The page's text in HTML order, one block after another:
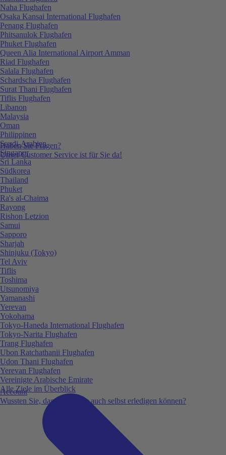
Haben Sie Fragen?
Unser Customer Service ist für Sie da!
Account
Wussten Sie, dass Sie vieles auch selbst erledigen können?
Naha Flughafen
Osaka Kansai International Flughafen
Penang Flughafen
Phitsanulok Flughafen
Phuket Flughafen
Queen Alia International Airport Amman
Riad Flughafen
Salala Flughafen
Schardscha Flughafen
Surat Thani Flughafen
Tiflis Flughafen
Libanon
Malaysia
Oman
Philippinen
Saudi-Arabien
Singapur
Sri Lanka
Südkorea
Thailand
Phuket
Ra's al-Chaima
Rayong
Rishon Letzion
Samui
Sapporo
Sharjah
Shinjuku (Tokyo)
Tel Aviv
Tiflis
Toshima
Utsunomiya
Yamanashi
Yerevan
Yokohama
Tokyo-Haneda International Flughafen
Tokyo-Narita Flughafen
Trang Flughafen
Ubon Ratchathanii Flughafen
Udon Thani Flughafen
Yerevan Flughafen
Vereinigte Arabische Emirate
Alle Ziele im Überblick